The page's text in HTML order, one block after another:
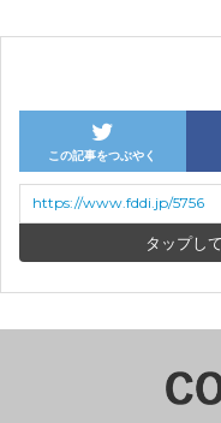
この記事をつぶやく
https://www.fddi.jp/5756